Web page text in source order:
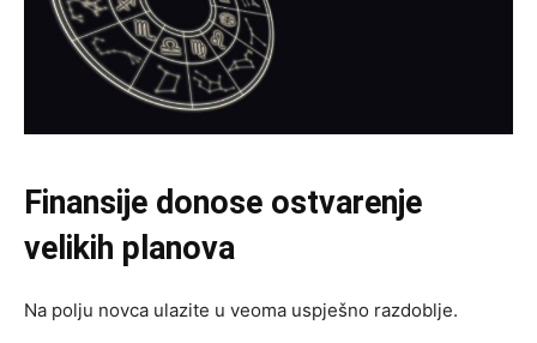
Finansije donose ostvarenje
velikih planova
Na polju novca ulazite u veoma uspješno razdoblje.